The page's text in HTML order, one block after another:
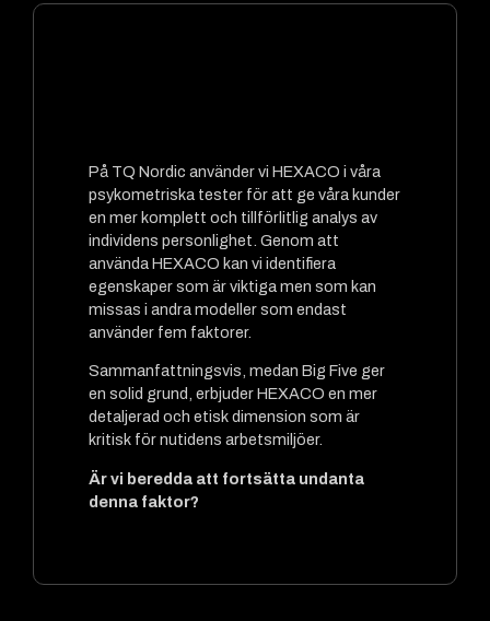
På TQ Nordic använder vi HEXACO i våra
psykometriska tester för att ge våra kunder
en mer komplett och tillförlitlig analys av
individens personlighet. Genom att
använda HEXACO kan vi identifiera
egenskaper som är viktiga men som kan
missas i andra modeller som endast
använder fem faktorer.
Sammanfattningsvis, medan Big Five ger
en solid grund, erbjuder HEXACO en mer
detaljerad och etisk dimension som är
kritisk för nutidens arbetsmiljöer.
Är vi beredda att fortsätta undanta
denna faktor?